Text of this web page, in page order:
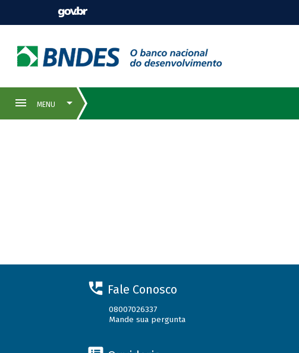
Fale Conosco
08007026337
Mande sua pergunta